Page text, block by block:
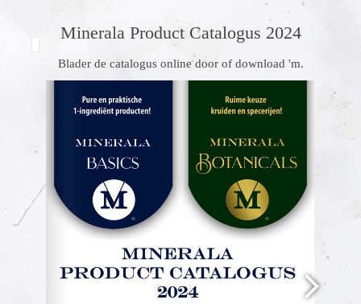
Minerala Product Catalogus 2024
Blader de catalogus online door of download 'm.